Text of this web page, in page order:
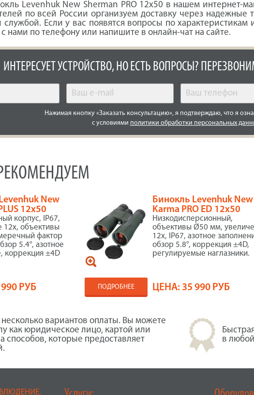
Levenhuk New Sherman PRO 12x50 в нашем интернет-
по всей России организуем доставку через
службой. Если у вас появятся вопросы по
нами по телефону или напишите в онлайн-чат на сайте.
ИНТЕРЕСУЕТ УСТРОЙСТВО, НО ЕСТЬ ВОПРОСЫ?
Нажимая кнопку «Заказать консультацию», я подтверждаю, что я
с условиями политики обработки персональных
New
12x50
корпус, IP67,
12x, объективы
фактор
5.4°, азотное
коррекция ±4D
РУБ
Бинокль Levenhuk New
Karma PRO ED 12x50
Низкодисперсионный,
объективы Ø50 мм,
12x, IP67, азотное
обзор 5.8°, коррекция ±4D,
регулируемые наглазники.
ПОДРОБНЕЕ ЦЕНА: 35 990 РУБ
вариантов оплаты. Вы можете
как юридическое лицо, картой или
способов, которые предоставляет
в